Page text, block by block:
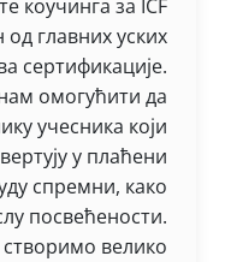
коучинга за ICF
од главних уских
сертификације.
омогућити да
учесника који
у плаћени
спремни, како
посвећености.
велико